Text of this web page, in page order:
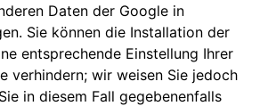
Daten der Google in
Sie können die Installation der
entsprechende Einstellung Ihrer
verhindern; wir weisen Sie jedoch
in diesem Fall gegebenenfalls